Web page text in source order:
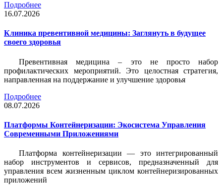
Подробнее
16.07.2026
Клиника превентивной медицины: Заглянуть в будущее
своего здоровья
Превентивная медицина – это не просто набор
профилактических мероприятий. Это целостная стратегия,
направленная на поддержание и улучшение здоровья
Подробнее
08.07.2026
Платформы Контейнеризации: Экосистема Управления
Современными Приложениями
Платформа контейнеризации — это интегрированный
набор инструментов и сервисов, предназначенный для
управления всем жизненным циклом контейнеризированных
приложений